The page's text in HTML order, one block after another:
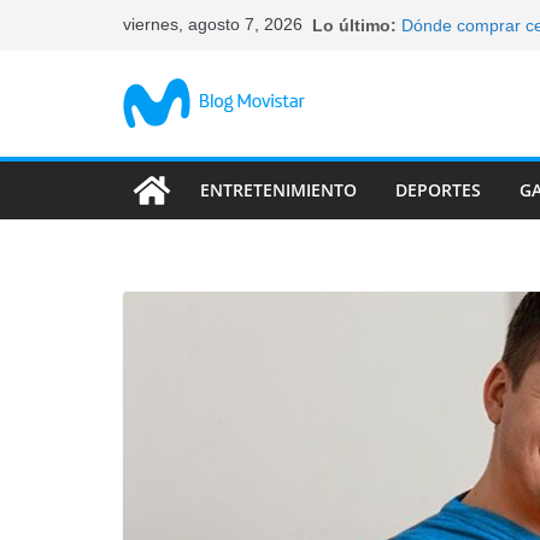
viernes, agosto 7, 2026 Lo último: Dónde comprar
Las
ENTRETENIMIENTO DEPORTES